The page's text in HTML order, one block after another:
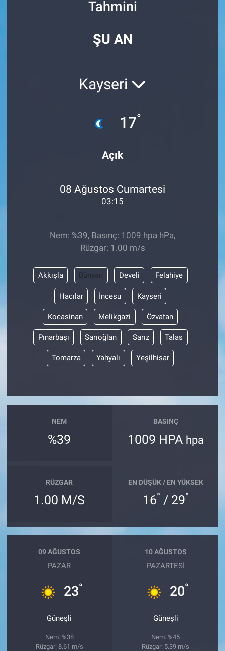
Tahmini
ŞU AN
Kayseri
17°
Açık
08 Ağustos Cumartesi
03:15
Nem: %39, Basınç: 1009 hpa hPa,
Rüzgar: 1.00 m/s
Akkışla Bünyan Develi Felahiye
Hacılar İncesu Kayseri
Kocasinan Melikgazi Özvatan
Pınarbaşı Sarıoğlan Sarız Talas
Tomarza Yahyalı Yeşilhisar
NEM
%39
BASINÇ
1009 HPA hpa
RÜZGAR
1.00 M/S
EN DÜŞÜK / EN YÜKSEK
16° / 29°
09 AĞUSTOS
PAZAR
23°
Güneşli
Nem: %38
Rüzgar: 8.61 m/s
10 AĞUSTOS
PAZARTESI
20°
Güneşli
Nem: %45
Rüzgar: 5.39 m/s